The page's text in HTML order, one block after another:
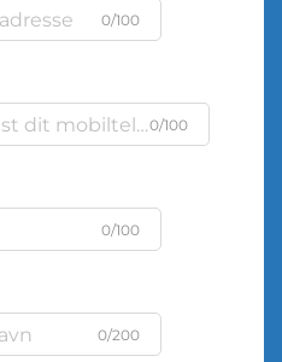
0/100
0/100
0/100
0/200